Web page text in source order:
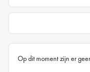
Op dit moment zijn er